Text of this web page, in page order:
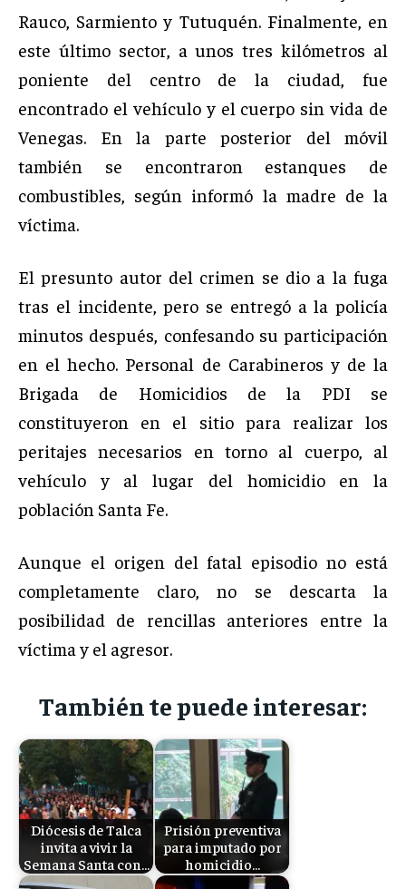
Rauco, Sarmiento y Tutuquén. Finalmente, en
este último sector, a unos tres kilómetros al
poniente del centro de la ciudad, fue
encontrado el vehículo y el cuerpo sin vida de
Venegas. En la parte posterior del móvil
también se encontraron estanques de
combustibles, según informó la madre de la
víctima.
El presunto autor del crimen se dio a la fuga
tras el incidente, pero se entregó a la policía
minutos después, confesando su participación
en el hecho. Personal de Carabineros y de la
Brigada de Homicidios de la PDI se
constituyeron en el sitio para realizar los
peritajes necesarios en torno al cuerpo, al
vehículo y al lugar del homicidio en la
población Santa Fe.
Aunque el origen del fatal episodio no está
completamente claro, no se descarta la
posibilidad de rencillas anteriores entre la
víctima y el agresor.
También te puede interesar:
Diócesis de Talca
invita a vivir la
Semana Santa con…
Prisión preventiva
para imputado por
homicidio…